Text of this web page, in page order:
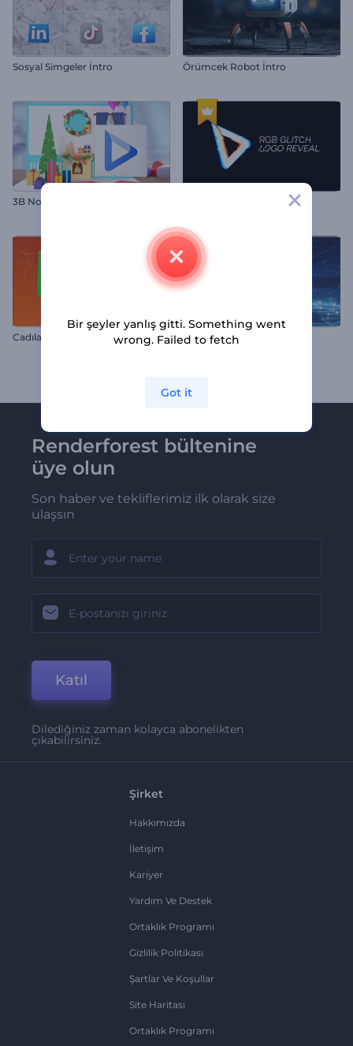
Sosyal Simgeler İntro Örümcek Robot İntro
3B Noel Sanat Albümü RGB Glitch Logo Gösterimi
Cadılar Bayramı Örümcek Girişi Derin Siber Uzay Logo
Renderforest bültenine
üye olun
Son haber ve tekliflerimiz ilk olarak size
ulaşsın
Katıl
Dilediğiniz zaman kolayca abonelikten
çıkabilirsiniz.
Şirket
Hakkımızda
İletişim
Kariyer
Yardım Ve Destek
Ortaklık Programı
Gizlilik Politikası
Şartlar Ve Koşullar
Site Haritası
Ortaklık Programı
Bir şeyler yanlış gitti. Something went
wrong. Failed to fetch
Got it